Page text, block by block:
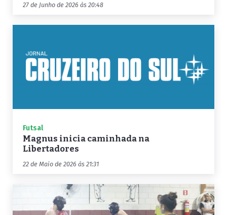
27 de Junho de 2026 às 20:48
Futsal
Magnus inicia caminhada na
Libertadores
22 de Maio de 2026 às 21:31